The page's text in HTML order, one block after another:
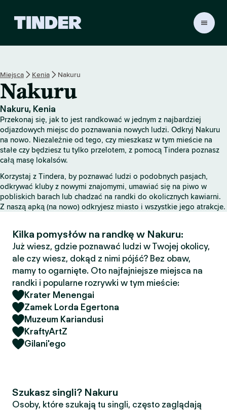
o
n
a
g
w
n
a
Miejsca Kenia Nakuru
Nakuru
Nakuru, Kenia
Przekonaj się, jak to jest randkować w jednym z najbardziej
odjazdowych miejsc do poznawania nowych ludzi. Odkryj Nakuru
na nowo. Niezależnie od tego, czy mieszkasz w tym mieście na
stałe czy będziesz tu tylko przelotem, z pomocą Tindera poznasz
całą masę lokalsów.
Korzystaj z Tindera, by poznawać ludzi o podobnych pasjach,
odkrywać kluby z nowymi znajomymi, umawiać się na piwo w
pobliskich barach lub chadzać na randki do okolicznych kawiarni.
Z naszą apką (na nowo) odkryjesz miasto i wszystkie jego atrakcje.
Kilka pomysłów na randkę w Nakuru:
Już wiesz, gdzie poznawać ludzi w Twojej okolicy,
ale czy wiesz, dokąd z nimi pójść? Bez obaw,
mamy to ogarnięte. Oto najfajniejsze miejsca na
randki i popularne rozrywki w tym mieście:
Krater Menengai
Zamek Lorda Egertona
Muzeum Kariandusi
KraftyArtZ
Gilani'ego
Szukasz singli? Nakuru
Osoby, które szukają tu singli, często zaglądają